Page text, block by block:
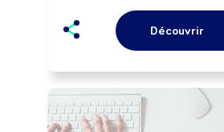
sécurité et les impératifs
(délais, qualité,
Peut coordonner une
Découvrir